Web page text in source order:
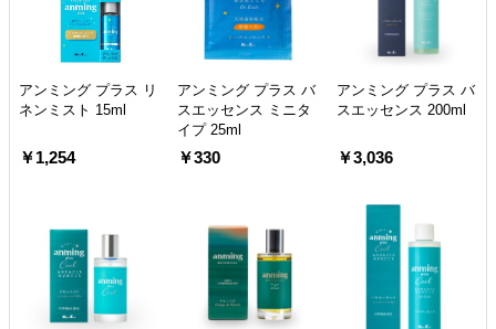
アンミング プラス リ
ネンミスト 15ml
￥1,254
アンミング プラス バ
スエッセンス ミニタ
イプ 25ml
￥330
アンミング プラス バ
スエッセンス 200ml
￥3,036